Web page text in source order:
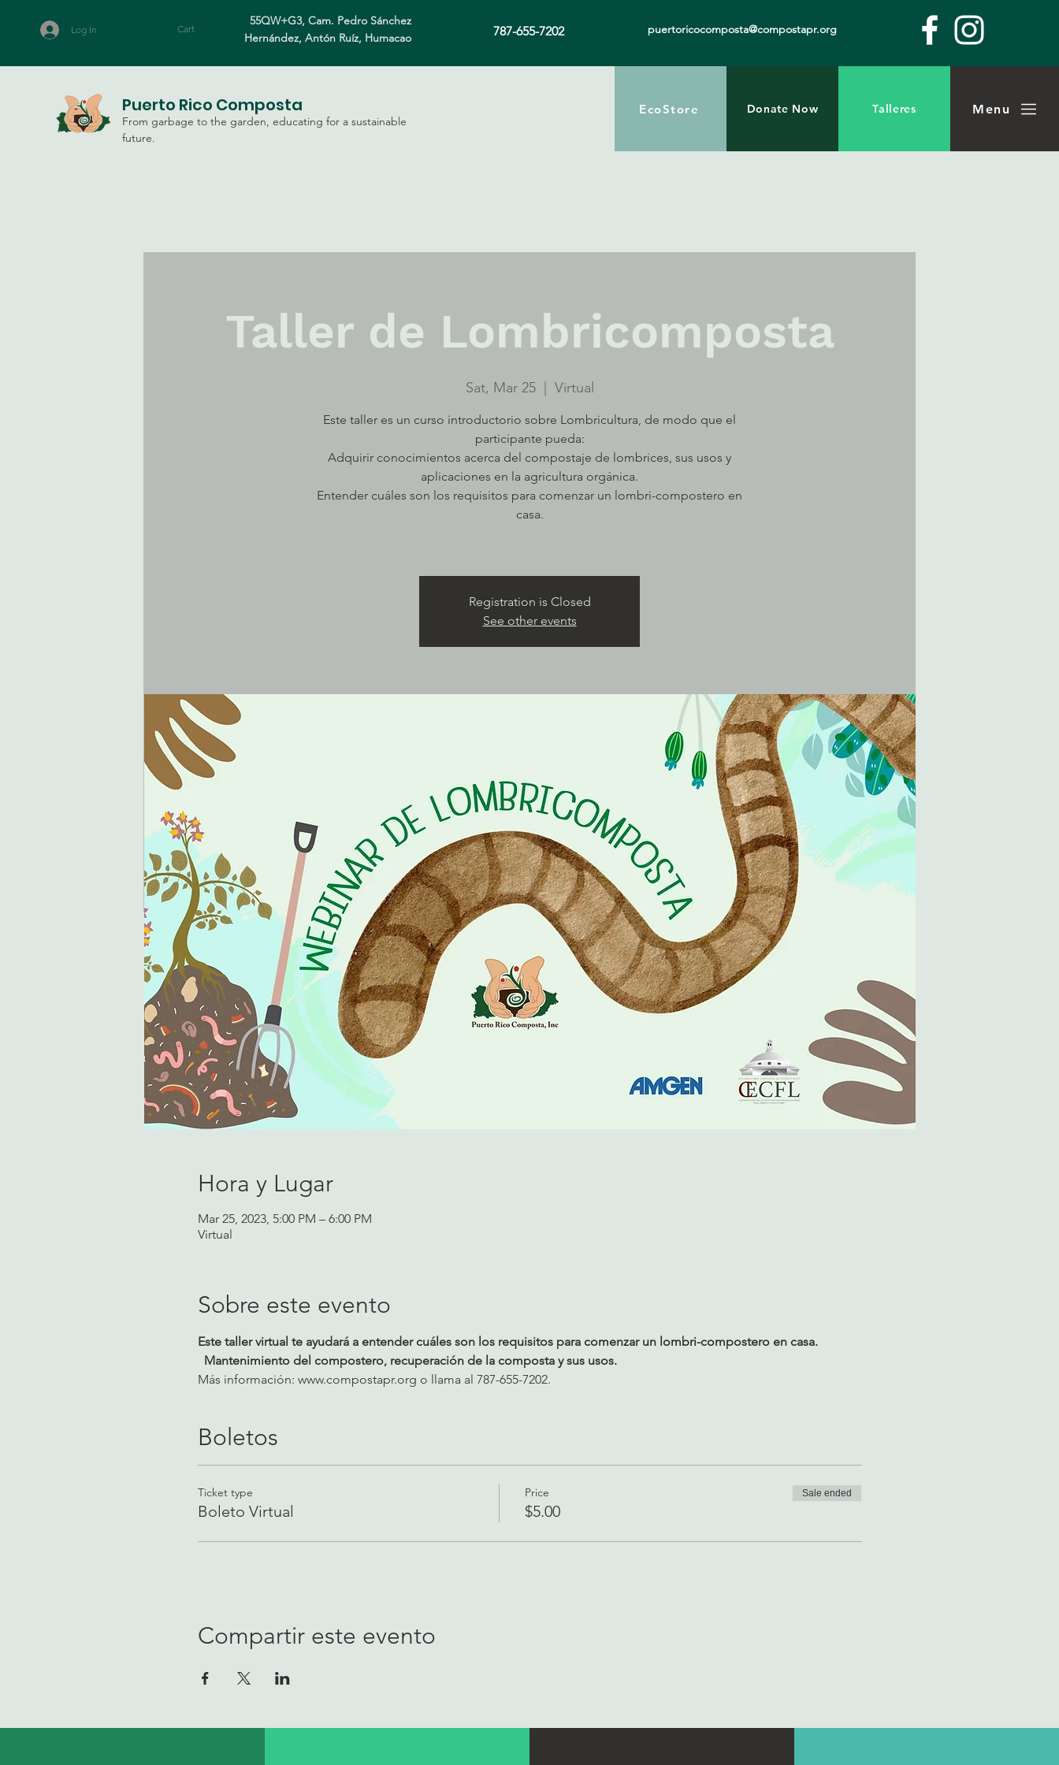
Log In Cart
55QW+G3, Cam. Pedro Sánchez
Hernández, Antón Ruíz, Humacao
787-655-7202 puertoricocomposta@compostapr.org
Puerto Rico Composta
From garbage to the garden, educating for a sustainable
future.
EcoStore Donate Now Talleres Menu
Taller de Lombricomposta
Sat, Mar 25
  |
Virtual
Este taller es un curso introductorio sobre Lombricultura, de modo que el
participante pueda:
Adquirir conocimientos acerca del compostaje de lombrices, sus usos y
aplicaciones en la agricultura orgánica.
Entender cuáles son los requisitos para comenzar un lombri-compostero en
casa.
Registration is Closed
See other events
Hora y Lugar
Mar 25, 2023, 5:00 PM – 6:00 PM
Virtual
Sobre este evento
Este taller virtual te ayudará a entender cuáles son los requisitos para comenzar un lombri-compostero en casa.
Mantenimiento del compostero, recuperación de la composta y sus usos.
Más información: www.compostapr.org o llama al 787-655-7202.
Boletos
Ticket type
Boleto Virtual
Price
$5.00
Sale ended
Compartir este evento